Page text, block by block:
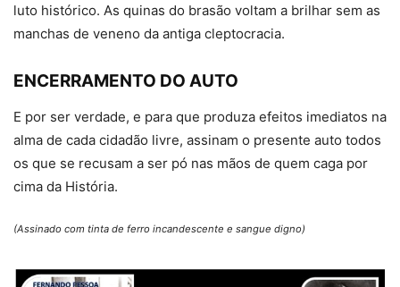
luto histórico. As quinas do brasão voltam a brilhar sem as
manchas de veneno da antiga cleptocracia.
ENCERRAMENTO DO AUTO
E por ser verdade, e para que produza efeitos imediatos na
alma de cada cidadão livre, assinam o presente auto todos
os que se recusam a ser pó nas mãos de quem caga por
cima da História.
(Assinado com tinta de ferro incandescente e sangue digno)